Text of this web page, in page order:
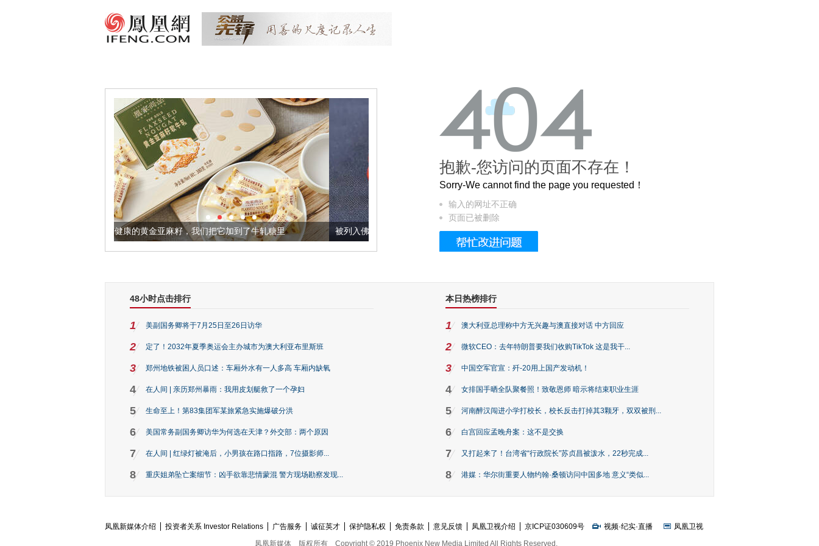
让身体更健康的黄金亚麻籽，我们把它加到了牛轧糖里 被列入佛家七宝的它到底有多美？ 这个3.2米的长卷，还原了600岁的紫禁城
抱歉-您访问的页面不存在！
Sorry-We cannot find the page you requested！
输入的网址不正确
页面已被删除
48小时点击排行
1 美副国务卿将于7月25日至26日访华
2 定了！2032年夏季奥运会主办城市为澳大利亚布里斯班
3 郑州地铁被困人员口述：车厢外水有一人多高 车厢内缺氧
4 在人间 | 亲历郑州暴雨：我用皮划艇救了一个孕妇
5 生命至上！第83集团军某旅紧急实施爆破分洪
6 美国常务副国务卿访华为何选在天津？外交部：两个原因
7 在人间 | 红绿灯被淹后，小男孩在路口指路，7位摄影师...
8 重庆姐弟坠亡案细节：凶手欲靠悲情蒙混 警方现场勘察发现...
本日热榜排行
1 澳大利亚总理称中方无兴趣与澳直接对话 中方回应
2 微软CEO：去年特朗普要我们收购TikTok 这是我干...
3 中国空军官宣：歼-20用上国产发动机！
4 女排国手晒全队聚餐照！致敬恩师 暗示将结束职业生涯
5 河南醉汉闯进小学打校长，校长反击打掉其3颗牙，双双被刑...
6 白宫回应孟晚舟案：这不是交换
7 又打起来了！台湾省“行政院长”苏贞昌被泼水，22秒完成...
8 港媒：华尔街重要人物约翰·桑顿访问中国多地 意义“类似...
凤凰新媒体介绍 投资者关系 Investor Relations 广告服务 诚征英才 保护隐私权 免责条款 意见反馈 凤凰卫视介绍 京ICP证030609号 视频·纪实·直播
凤凰卫视
凤凰新媒体
版权所有 Copyright © 2019 Phoenix New Media Limited All Rights Reserved.